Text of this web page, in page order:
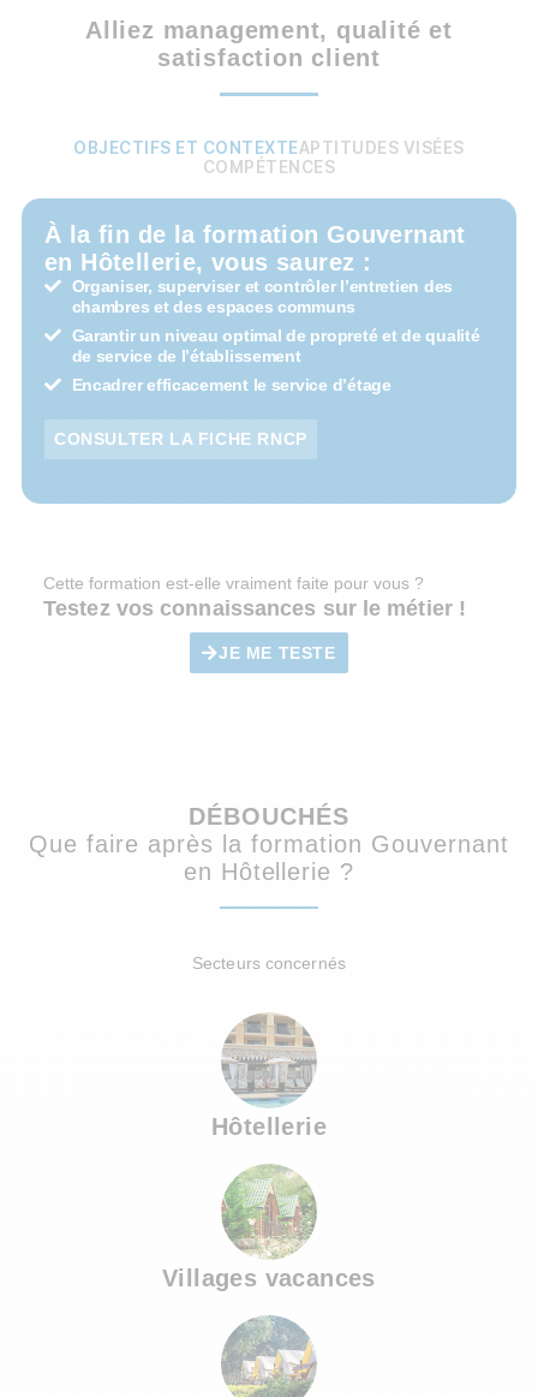
Alliez management, qualité et
satisfaction client
OBJECTIFS ET CONTEXTEAPTITUDES VISÉES
COMPÉTENCES
À la fin de la formation Gouvernant
en Hôtellerie, vous saurez :
Organiser, superviser et contrôler l’entretien des
chambres et des espaces communs
Garantir un niveau optimal de propreté et de qualité
de service de l’établissement
Encadrer efficacement le service d’étage
CONSULTER LA FICHE RNCP
Cette formation est-elle vraiment faite pour vous ?
Testez vos connaissances sur le métier !
JE ME TESTE
DÉBOUCHÉS
Que faire après la formation Gouvernant
en Hôtellerie ?
Secteurs concernés
Hôtellerie
Villages vacances